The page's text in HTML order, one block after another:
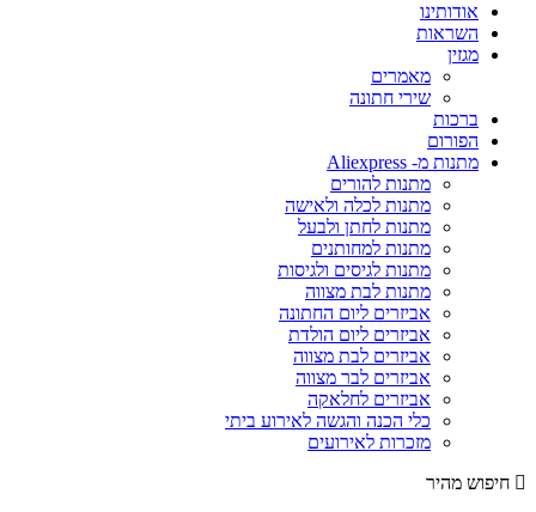
אודותינו
השראות
מגזין
מאמרים
שירי חתונה
ברכות
הפורום
מתנות מ- Aliexpress
מתנות להורים
מתנות לכלה ולאישה
מתנות לחתן ולבעל
מתנות למחותנים
מתנות לגיסים ולגיסות
מתנות לבת מצווה
אביזרים ליום החתונה
אביזרים ליום הולדת
אביזרים לבת מצווה
אביזרים לבר מצווה
אביזרים לחלאקה
כלי הכנה והגשה לאירוע ביתי
מזכרות לאירועים
חיפוש מהיר